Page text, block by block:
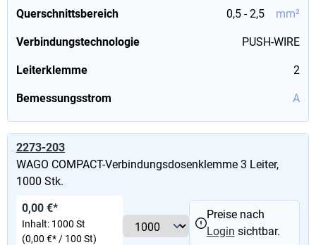
Querschnittsbereich 0,5 - 2,5 mm²
Verbindungstechnologie PUSH-WIRE
Leiterklemme 2
Bemessungsstrom A
2273-203
WAGO COMPACT-Verbindungsdosenklemme 3 Leiter,
1000 Stk.
0,00 €*
Inhalt: 1000 St
(0,00 €* / 100 St)
Preise nach
Login sichtbar.